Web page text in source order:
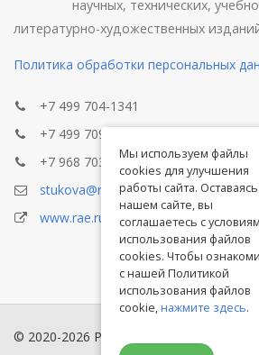
научных, технических,
литературно-художественных
Политика обработки персональных
+7 499 704-1341
+7 499 709-8104
+7 968 703-8433
stukova@rae.ru
www.rae.ru
© 2020-2026 Российская академия
Мы используем файлы
cookies для улучшения
работы сайта.
нашем сайте, вы
соглашаетесь с
использования файлов
cookies. Чтобы
с нашей Политикой
использования файлов
cookie,нажмите здесь.